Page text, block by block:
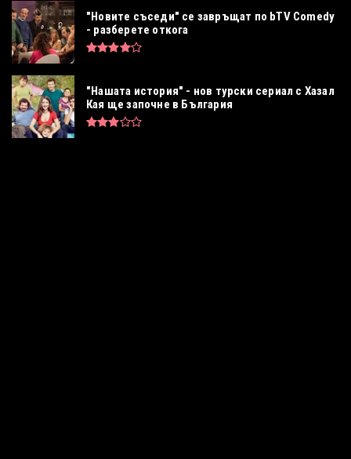
"Новите съседи" се завръщат по bTV Comedy
- разберете откога
"Нашата история" - нов турски сериал с Хазал
Кая ще започне в България